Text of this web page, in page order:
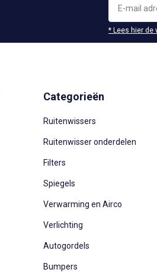
* Lees hier de
Categorieën
Ruitenwissers
Ruitenwisser onderdelen
Filters
Spiegels
Verwarming en Airco
Verlichting
Autogordels
Bumpers